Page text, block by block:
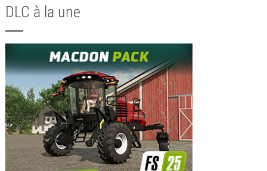
DLC à la une